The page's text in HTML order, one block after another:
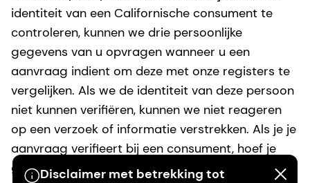
identiteit van een Californische consument te
controleren, kunnen we drie persoonlijke
gegevens van u opvragen wanneer u een
aanvraag indient om deze met onze registers te
vergelijken. Als we de identiteit van deze persoon
niet kunnen verifiëren, kunnen we niet reageren
op een verzoek of informatie verstrekken. Als je je
aanvraag verifieert bij een consument, hoef je
geen conta conosco op te geven. Wij gebruiken
Disclaimer met betrekking tot